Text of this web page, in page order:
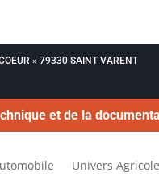
» 79330 SAINT VARENT
et de la
Univers Agricole